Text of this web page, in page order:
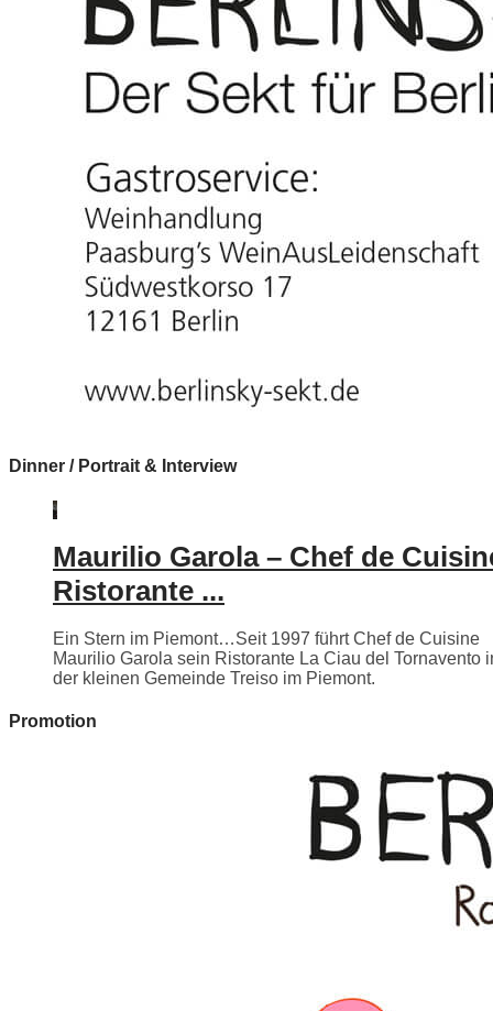
Dinner / Portrait & Interview
Maurilio Garola – Chef de
Ristorante ...
Ein Stern im Piemont…Seit 1997 führt Chef de Cuisine
Maurilio Garola sein Ristorante La Ciau del Tornavento
der kleinen Gemeinde Treiso im Piemont.
Promotion